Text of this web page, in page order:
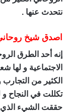
نتحدث عنها .
اصدق شيخ
إنه أحد الطرق
الاجتماعية و لها
الكثير من
تكللت في النجاح و
حققت الشيء الذي